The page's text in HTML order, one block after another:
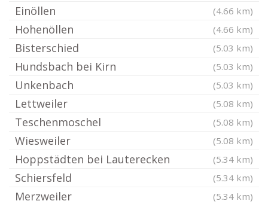
Einöllen (4.66 km)
Hohenöllen (4.66 km)
Bisterschied (5.03 km)
Hundsbach bei Kirn (5.03 km)
Unkenbach (5.03 km)
Lettweiler (5.08 km)
Teschenmoschel (5.08 km)
Wiesweiler (5.08 km)
Hoppstädten bei Lauterecken (5.34 km)
Schiersfeld (5.34 km)
Merzweiler (5.34 km)